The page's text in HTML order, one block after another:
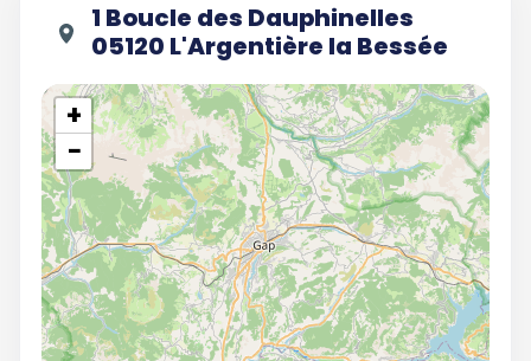
1 Boucle des Dauphinelles
05120 L'Argentière la Bessée
+
−